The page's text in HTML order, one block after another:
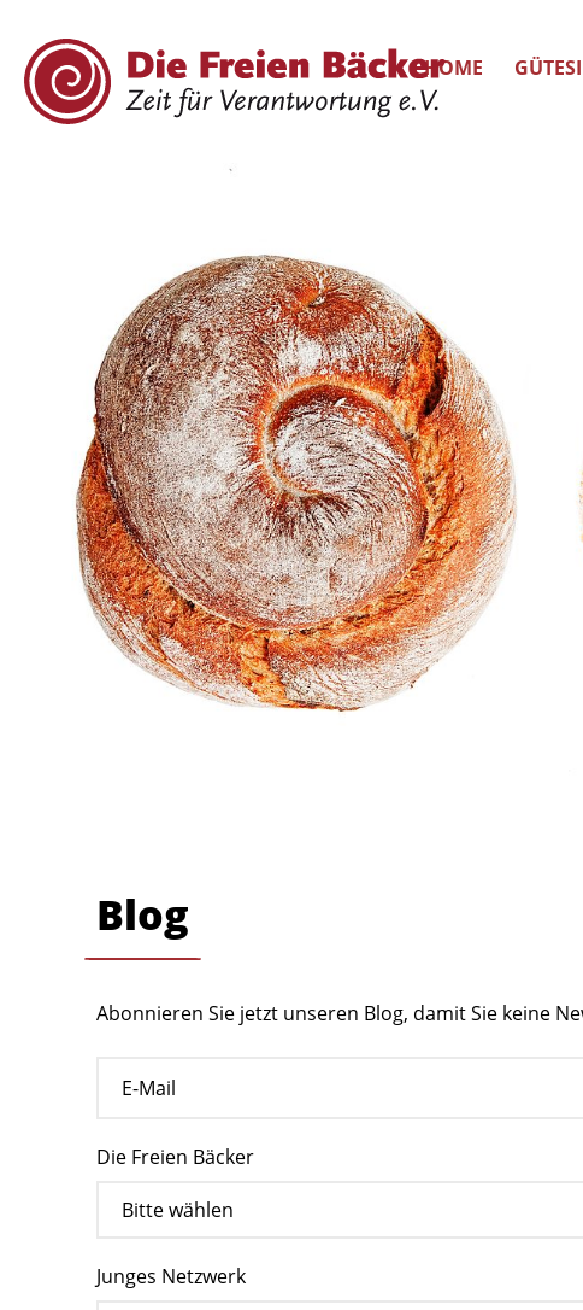
HOME
Blog
Abonnieren Sie jetzt unseren Blog, damit Sie keine
Die Freien Bäcker
Junges Netzwerk